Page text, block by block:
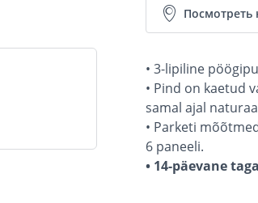
Посмотреть
• 3-lipiline
• Pind on kaetud
samal ajal
• Parketi
6 paneeli.
• 14-päevane